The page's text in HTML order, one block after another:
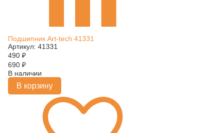
Подшипник Art-tech 41331
Артикул: 41331
490 ₽
690 ₽
В наличии
В корзину